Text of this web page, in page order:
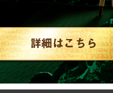
別：女
：初
しかった